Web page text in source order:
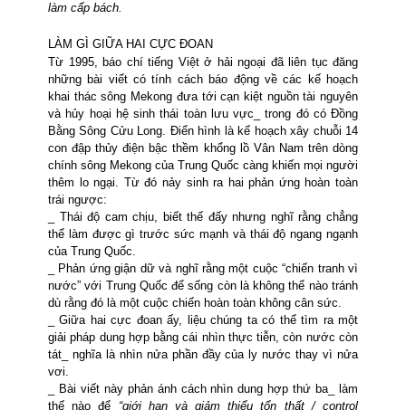
làm cấp bách.
LÀM GÌ GIỮA HAI CỰC ĐOAN
Từ 1995, báo chí tiếng Việt ở hải ngoại đã liên tục đăng
những bài viết có tính cách báo động về các kế hoạch
khai thác sông Mekong đưa tới cạn kiệt nguồn tài nguyên
và hủy hoại hệ sinh thái toàn lưu vực_ trong đó có Đồng
Bằng Sông Cửu Long. Điển hình là kế hoạch xây chuỗi 14
con đập thủy điện bậc thềm khổng lồ Vân Nam trên dòng
chính sông Mekong của Trung Quốc càng khiến mọi người
thêm lo ngại. Từ đó nảy sinh ra hai phản ứng hoàn toàn
trái ngược:
_ Thái độ cam chịu, biết thế đấy nhưng nghĩ rằng chẳng
thể làm được gì trước sức mạnh và thái độ ngang ngạnh
của Trung Quốc.
_ Phản ứng giận dữ và nghĩ rằng một cuộc “chiến tranh vì
nước” với Trung Quốc để sống còn là không thể nào tránh
dù rằng đó là một cuộc chiến hoàn toàn không cân sức.
_ Giữa hai cực đoan ấy, liệu chúng ta có thể tìm ra một
giải pháp dung hợp bằng cái nhìn thực tiễn, còn nước còn
tát_ nghĩa là nhìn nửa phần đầy của ly nước thay vì nửa
vơi.
_ Bài viết này phản ánh cách nhìn dung hợp thứ ba_ làm
thế nào để “giới hạn và giảm thiểu tổn thất / control